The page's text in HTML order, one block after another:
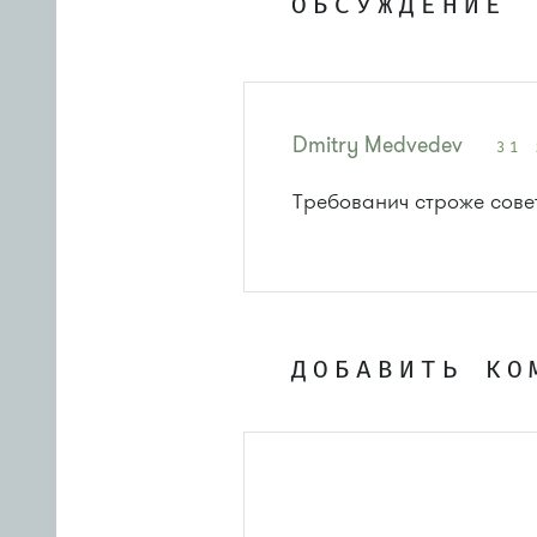
ОБСУЖДЕНИЕ
Dmitry Medvedev 31
Требованич строже
ДОБАВИТЬ